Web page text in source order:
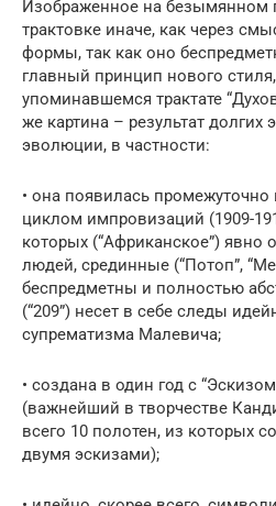
Изображенное на безымянном
трактовке иначе, как через
формы, так как оно
главный принцип нового
упоминавшемся трактате
же картина – результат долгих
эволюции, в частности:
• она появилась промежуточно
циклом импровизаций (1909-
которых (“Африканское”) явно
людей, срединные (“Потоп”,
беспредметны и полностью
(“209”) несет в себе следы
супрематизма Малевича;
• создана в один год с
(важнейший в творчестве
всего 10 полотен, из которых
двумя эскизами);